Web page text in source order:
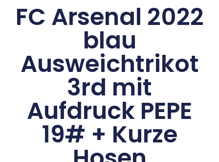
FC Arsenal 2022
blau
Ausweichtrikot
3rd mit
Aufdruck PEPE
19# + Kurze